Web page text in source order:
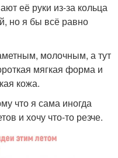
её руки из-за кольца
но я бы всё равно
молочным, а тут
мягкая форма и
кожа.
что я сама иногда
и хочу что-то резче.